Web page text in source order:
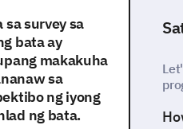
survey sa
bata ay
makakuha
sa
ng iyong
ng bata.